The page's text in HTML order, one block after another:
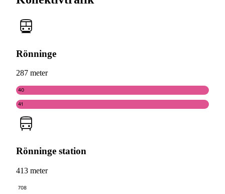
Rönninge
287 meter
40
41
Rönninge station
413 meter
708